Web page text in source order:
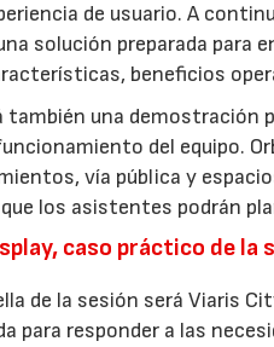
de usuario. A
solución preparada
beneficios
también una demostración
del equipo.
vía pública y
los asistentes podrán
caso práctico de la
de la sesión será Viaris
para responder a las